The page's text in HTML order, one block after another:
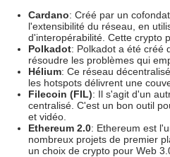
Cardano: Créé par un
l'extensibilité du réseau, en
d'interopérabilité. Cette crypto
Polkadot: Polkadot a été créé
résoudre les problèmes qui
Hélium: Ce réseau
les hotspots délivrent une
Filecoin (FIL): Il s'agit d'un
centralisé. C'est un bon outil
et vidéo.
Ethereum 2.0: Ethereum est
nombreux projets de premier
un choix de crypto pour Web